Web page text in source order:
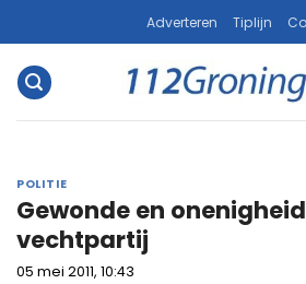
naar
inhoud
Adverteren Tiplijn
POLITIE
Gewonde en
vechtpartij
05 mei 2011, 10:43